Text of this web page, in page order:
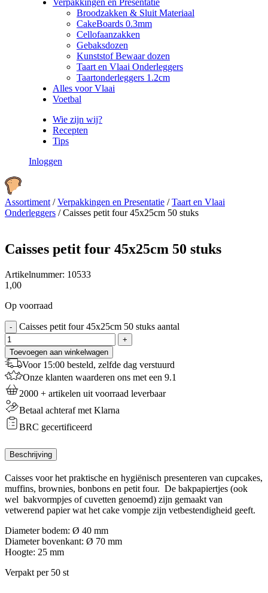
Verpakkingen en Presentatie
Broodzakken & Sluit Materiaal
CakeBoards 0.3mm
Cellofaanzakken
Gebaksdozen
Kunststof Bewaar dozen
Taart en Vlaai Onderleggers
Taartonderleggers 1.2cm
Alles voor Vlaai
Voetbal
Wie zijn wij?
Recepten
Tips
Inloggen
Assortiment /Verpakkingen en Presentatie /Taart en Vlaai
Onderleggers /Caisses petit four 45x25cm 50 stuks
Caisses petit four 45x25cm 50 stuks
Artikelnummer: 10533
1,00
Op voorraad
- Caisses petit four 45x25cm 50 stuks aantal
+
Toevoegen aan winkelwagen
Voor 15:00 besteld, zelfde dag verstuurd
Onze klanten waarderen ons met een 9.1
2000 + artikelen uit voorraad leverbaar
Betaal achteraf met Klarna
BRC gecertificeerd
Beschrijving
Caisses voor het praktische en hygiënisch presenteren van cupcakes,
muffins, brownies, bonbons en petit four. De bakpapiertjes (ook
wel bakvormpjes of cuvetten genoemd) zijn gemaakt van
vetwerend papier wat het cake vompje zijn vetbestendigheid geeft.
Diameter bodem: Ø 40 mm
Diameter bovenkant: Ø 70 mm
Hoogte: 25 mm
Verpakt per 50 st